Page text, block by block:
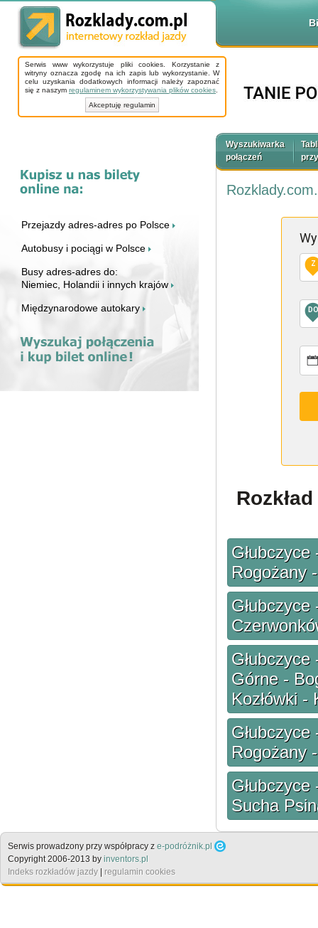
Serwis www wykorzystuje pliki cookies. Korzystanie z
witryny oznacza zgodę na ich zapis lub wykorzystanie. W
celu uzyskania dodatkowych informacji należy zapoznać
się z naszym regulaminem wykorzystywania plików cookies
Akceptuję regulamin
Przejazdy adres-adres po Polsce
Autobusy i pociągi w Polsce
Busy adres-adres do:
Niemiec, Holandii i innych krajów
Międzynarodowe autokary
Wyszukiwarka
połączeń
Z
DO
Rogożany
Górne -
Kozłówki -
Rogożany
Sucha
Serwis prowadzony przy współpracy z e-podróżnik.pl
Copyright 2006-2013 by inventors.pl
Indeks rozkładów jazdy | regulamin cookies